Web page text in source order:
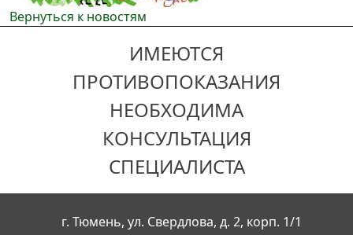
Вернуться к новостям
ИМЕЮТСЯ
ПРОТИВОПОКАЗАНИЯ
НЕОБХОДИМА
КОНСУЛЬТАЦИЯ
СПЕЦИАЛИСТА
г. Тюмень, ул. Свердлова, д. 2, корп. 1/1